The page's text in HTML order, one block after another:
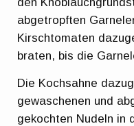
abgetropften
Kirschtomaten
braten, bis die
Die Kochsahne
gewaschenen und
gekochten Nudeln in